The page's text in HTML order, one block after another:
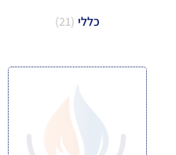
כללי (21)